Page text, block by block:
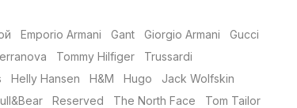
Emporio Armani Gant Giorgio Armani
Gucci
Tommy Hilfiger
Trussardi
Helly Hansen H&M Hugo
Jack Wolfskin
Reserved The North Face
Tom Tailor